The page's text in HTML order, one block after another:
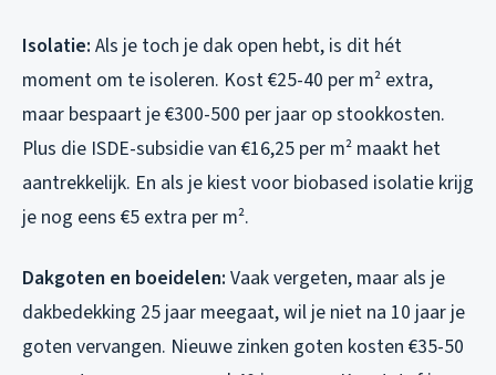
Isolatie: Als je toch je dak open hebt, is dit hét
moment om te isoleren. Kost €25-40 per m² extra,
maar bespaart je €300-500 per jaar op stookkosten.
Plus die ISDE-subsidie van €16,25 per m² maakt het
aantrekkelijk. En als je kiest voor biobased isolatie krijg
je nog eens €5 extra per m².
Dakgoten en boeidelen: Vaak vergeten, maar als je
dakbedekking 25 jaar meegaat, wil je niet na 10 jaar je
goten vervangen. Nieuwe zinken goten kosten €35-50